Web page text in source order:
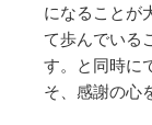
になることが
て歩んでいる
す。と同時に
そ、感謝の心